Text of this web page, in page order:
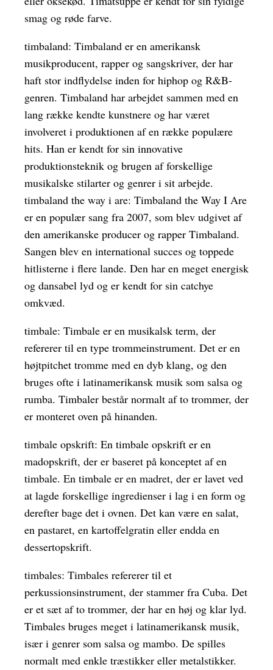
smag og røde farve.
timbaland: Timbaland er en amerikansk
musikproducent, rapper og sangskriver, der har
haft stor indflydelse inden for hiphop og R&B-
genren. Timbaland har arbejdet sammen med en
lang række kendte kunstnere og har været
involveret i produktionen af en række populære
hits. Han er kendt for sin innovative
produktionsteknik og brugen af forskellige
musikalske stilarter og genrer i sit arbejde.
timbaland the way i are: Timbaland the Way I Are
er en populær sang fra 2007, som blev udgivet af
den amerikanske producer og rapper Timbaland.
Sangen blev en international succes og toppede
hitlisterne i flere lande. Den har en meget energisk
og dansabel lyd og er kendt for sin catchye
omkvæd.
timbale: Timbale er en musikalsk term, der
refererer til en type trommeinstrument. Det er en
højtpitchet tromme med en dyb klang, og den
bruges ofte i latinamerikansk musik som salsa og
rumba. Timbaler består normalt af to trommer, der
er monteret oven på hinanden.
timbale opskrift: En timbale opskrift er en
madopskrift, der er baseret på konceptet af en
timbale. En timbale er en madret, der er lavet ved
at lagde forskellige ingredienser i lag i en form og
derefter bage det i ovnen. Det kan være en salat,
en pastaret, en kartoffelgratin eller endda en
dessertopskrift.
timbales: Timbales refererer til et
perkussionsinstrument, der stammer fra Cuba. Det
er et sæt af to trommer, der har en høj og klar lyd.
Timbales bruges meget i latinamerikansk musik,
især i genrer som salsa og mambo. De spilles
normalt med enkle træstikker eller metalstikker.